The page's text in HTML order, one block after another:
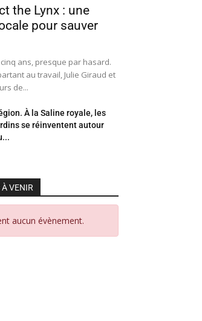
the Lynx : une
pour sauver
ans, presque par hasard.
au travail, Julie Giraud et
de...
À la Saline royale, les
se réinventent autour
VENIR
aucun évènement.